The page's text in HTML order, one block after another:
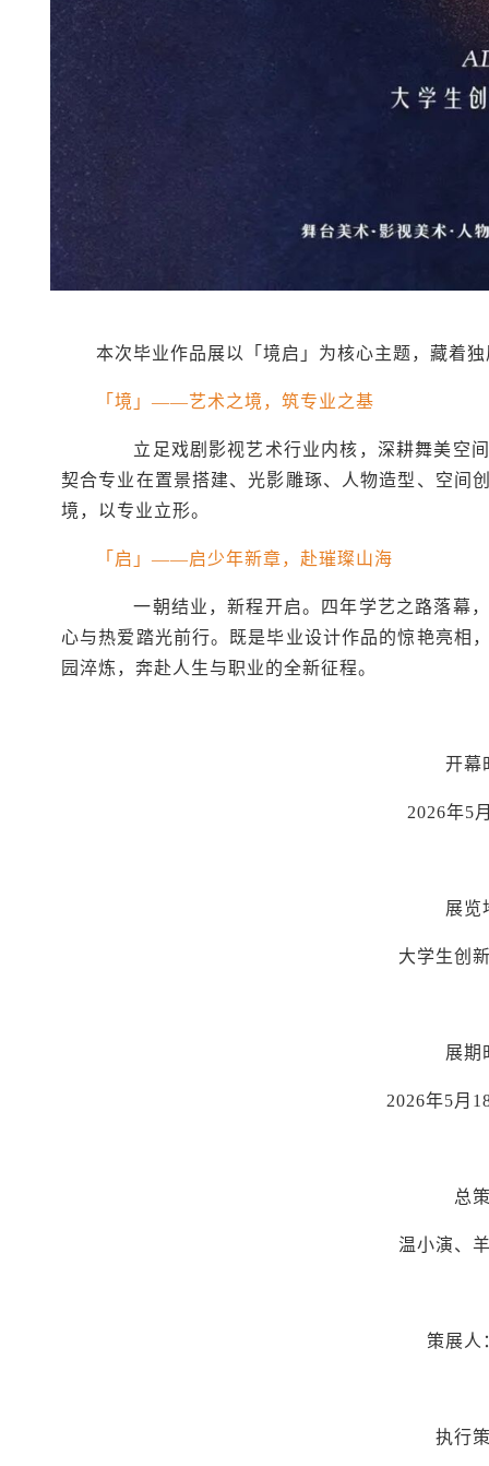
本次毕业作品展以「境启」为核心主题，藏着
「境」——艺术之境，筑专业之基
立足戏剧影视艺术行业内核，深耕舞美空间
契合专业在置景搭建、光影雕琢、人物造型、空间
境，以专业立形。
「启」——启少年新章，赴璀璨山海
一朝结业，新程开启。四年学艺之路落幕，
心与热爱踏光前行。既是毕业设计作品的惊艳亮相
园淬炼，奔赴人生与职业的全新征程。
开幕
2026年5
展览
大学生创
展期
2026年5月
总
温小演、
策展人
执行